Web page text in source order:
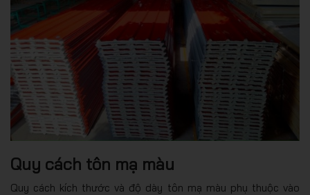
Quy cách tôn mạ màu
Quy cách kích thước và độ dày tôn mạ màu phụ thuộc vào